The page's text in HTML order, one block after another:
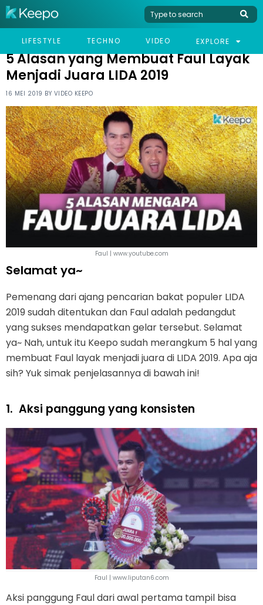
LIFESTYLE TECHNO VIDEO EXPLORE
HOME CELEB 5 ALASAN YANG MEMBUAT FAUL LAYAK MENJADI JUARA LIDA 2019
5 Alasan yang Membuat Faul Layak
Menjadi Juara LIDA 2019
16 MEI 2019 BY VIDEO KEEPO
Faul | www.youtube.com
Selamat ya~
Pemenang dari ajang pencarian bakat populer LIDA
2019 sudah ditentukan dan Faul adalah pedangdut
yang sukses mendapatkan gelar tersebut. Selamat
ya~ Nah, untuk itu Keepo sudah merangkum 5 hal yang
membuat Faul layak menjadi juara di LIDA 2019. Apa aja
sih? Yuk simak penjelasannya di bawah ini!
1. Aksi panggung yang konsisten
Faul | www.liputan6.com
Aksi panggung Faul dari awal pertama tampil bisa